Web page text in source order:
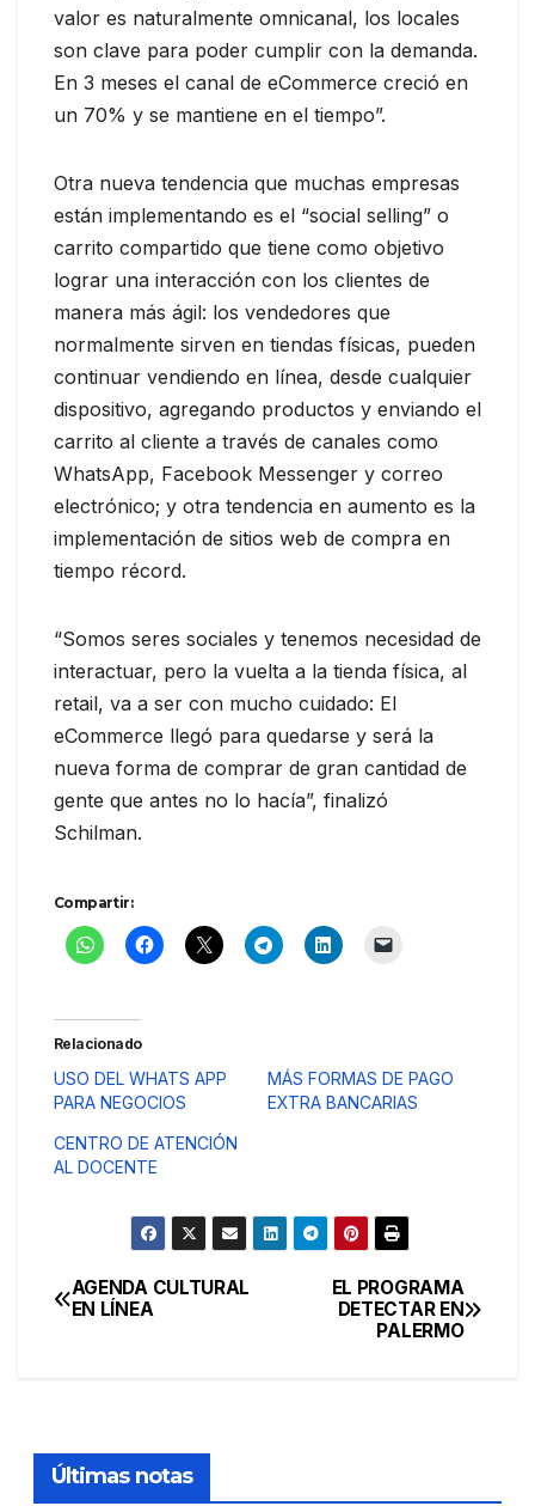
valor es naturalmente omnicanal, los locales
son clave para poder cumplir con la demanda.
En 3 meses el canal de eCommerce creció en
un 70% y se mantiene en el tiempo”.
Otra nueva tendencia que muchas empresas
están implementando es el “social selling” o
carrito compartido que tiene como objetivo
lograr una interacción con los clientes de
manera más ágil: los vendedores que
normalmente sirven en tiendas físicas, pueden
continuar vendiendo en línea, desde cualquier
dispositivo, agregando productos y enviando el
carrito al cliente a través de canales como
WhatsApp, Facebook Messenger y correo
electrónico; y otra tendencia en aumento es la
implementación de sitios web de compra en
tiempo récord.
“Somos seres sociales y tenemos necesidad de
interactuar, pero la vuelta a la tienda física, al
retail, va a ser con mucho cuidado: El
eCommerce llegó para quedarse y será la
nueva forma de comprar de gran cantidad de
gente que antes no lo hacía”, finalizó
Schilman.
Compartir:
Relacionado
USO DEL WHATS APP
PARA NEGOCIOS
MÁS FORMAS DE PAGO
EXTRA BANCARIAS
CENTRO DE ATENCIÓN
AL DOCENTE
Navegación
EL PROGRAMA
DETECTAR EN
PALERMO
AGENDA CULTURAL
EN LÍNEA
Últimas notas